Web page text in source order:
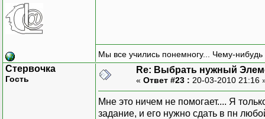
Мы все учились понемногу... Чему-нибудь
Стервочка
Гость
Re: Выбрать нужный
« Ответ #23 : 20-03-2010 21:16
Мне это ничем не помогает.... Я
задание, и его нужно сдать в пн